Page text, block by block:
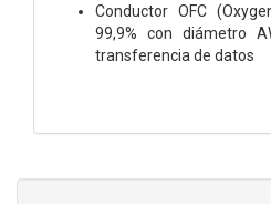
Conductor OFC
99,9% con diámetro
transferencia de datos